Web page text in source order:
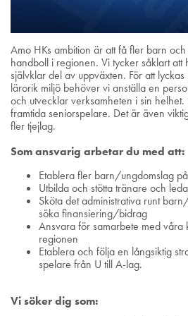
Amo HKs ambition är att få fler barn
handboll i regionen. Vi tycker såklart att
självklar del av uppväxten. För att
lärorik miljö behöver vi anställa en
och utvecklar verksamheten i sin helhet.
framtida seniorspelare. Det är även
fler tjejlag.
Som ansvarig arbetar du med att:
Etablera fler barn/ungdomslag
Utbilda och stötta tränare och
Sköta det administrativa runt
söka finansiering/bidrag
Ansvara för samarbete med
regionen
Etablera och följa en långsiktig
spelare från U till A-lag.
Vi söker dig som: